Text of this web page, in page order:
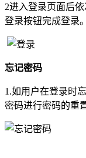
2进入登录页面后
登录按钮完成登录
忘记密码
1.如用户在登录时
密码进行密码的重